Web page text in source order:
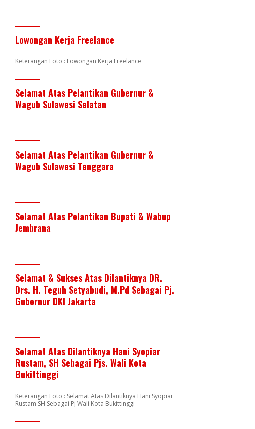
Lowongan Kerja Freelance
Keterangan Foto : Lowongan Kerja Freelance
Selamat Atas Pelantikan Gubernur &
Wagub Sulawesi Selatan
Selamat Atas Pelantikan Gubernur &
Wagub Sulawesi Tenggara
Selamat Atas Pelantikan Bupati & Wabup
Jembrana
Selamat & Sukses Atas Dilantiknya DR.
Drs. H. Teguh Setyabudi, M.Pd Sebagai Pj.
Gubernur DKI Jakarta
Selamat Atas Dilantiknya Hani Syopiar
Rustam, SH Sebagai Pjs. Wali Kota
Bukittinggi
Keterangan Foto : Selamat Atas Dilantiknya Hani Syopiar
Rustam SH Sebagai Pj Wali Kota Bukittinggi